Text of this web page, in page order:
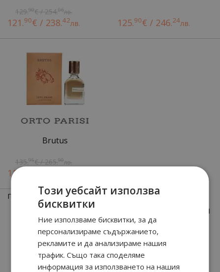
129.90€ / 254.06лв.
121.90€ / 238.42лв. 125.90€ / 246.24лв.
Brutus
135.95€ / 265.90лв.
119.
Показани1-5(всичко5позиции)
1
За клиенти
Този уебсайт използва
бисквитки
Ние използваме бисквитки, за да
персонализираме съдържанието,
рекламите и да анализираме нашия
трафик. Също така споделяме
информация за използването на нашия